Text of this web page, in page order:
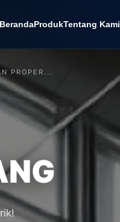
BerandaProdukTentang Kami
PROPER...